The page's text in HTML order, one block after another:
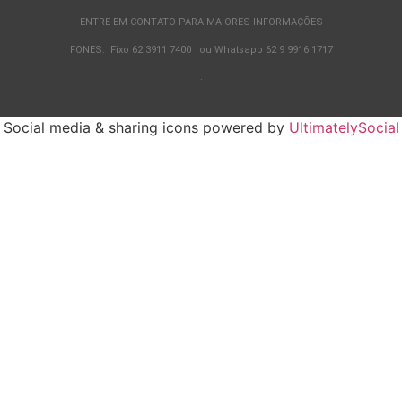
ENTRE EM CONTATO PARA MAIORES INFORMAÇÕES
FONES: Fixo 62 3911 7400 ou Whatsapp 62 9 9916 1717
.
Social media & sharing icons powered by UltimatelySocial